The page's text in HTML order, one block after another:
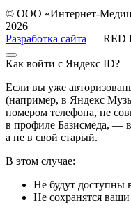
© ООО «Интернет-
2026
Разработка сайта — RED
Как войти с Яндекс ID?
Если вы уже
(например, в Яндекс
номером телефона, не
в профиле Базисмеда, —
а не в свой старый.
В этом случае:
Не будут доступны
Не сохранятся